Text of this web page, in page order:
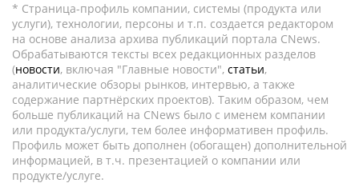
* Страница-профиль компании, системы (продукта или
услуги), технологии, персоны и т.п. создается редактором
на основе анализа архива публикаций портала CNews.
Обрабатываются тексты всех редакционных разделов
(новости, включая "Главные новости", статьи,
аналитические обзоры рынков, интервью, а также
содержание партнёрских проектов). Таким образом, чем
больше публикаций на CNews было с именем компании
или продукта/услуги, тем более информативен профиль.
Профиль может быть дополнен (обогащен) дополнительной
информацией, в т.ч. презентацией о компании или
продукте/услуге.